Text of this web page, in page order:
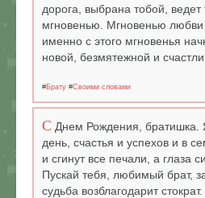
дорога, выбрана тобой,
мгновенью. Мгновенью любви
именно с этого мгновенья
новой, безмятежной и
#Брату #Своими словами
С Днем Рождения, братишка.
день, счастья и успехов и в
и сгинут все печали, а глаза
Пускай тебя, любимый брат,
судьба возблагодарит